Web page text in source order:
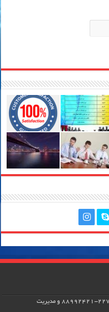
جهت مشاوره، مصاحبه و ثبت نام لطفا با-22744972-88992421 و مدیریت